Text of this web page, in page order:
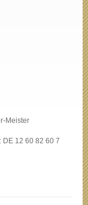
Meister
DE 12 60 82 60 7